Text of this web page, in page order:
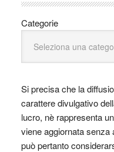
Categorie
Si precisa che la
carattere divulgativo
lucro, nè rappresenta
viene aggiornata
può pertanto